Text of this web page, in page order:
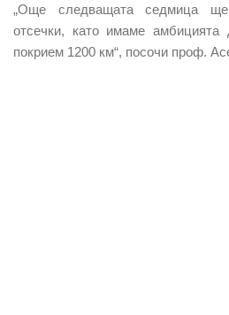
„Още следващата седмица
отсечки, като имаме
покрием 1200 км“, посочи проф.